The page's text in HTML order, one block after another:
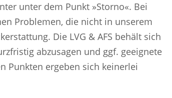
unter dem Punkt »Storno«. Bei
Problemen, die nicht in unserem
Die LVG & AFS behält sich
abzusagen und ggf. geeignete
Punkten ergeben sich keinerlei